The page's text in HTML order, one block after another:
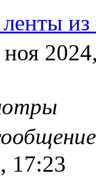
ноя
17:23